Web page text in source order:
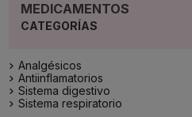
MEDICAMENTOS
Analgésicos
Antiinflamatorios
Sistema digestivo
Sistema respiratorio